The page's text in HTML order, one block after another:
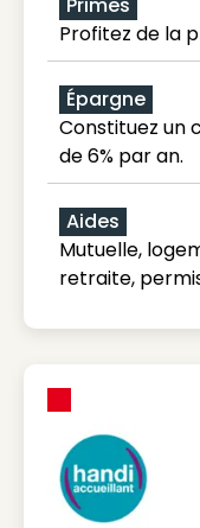
Profitez de la
Épargne
Constituez un
de 6% par an.
Aides
Mutuelle,
retraite,